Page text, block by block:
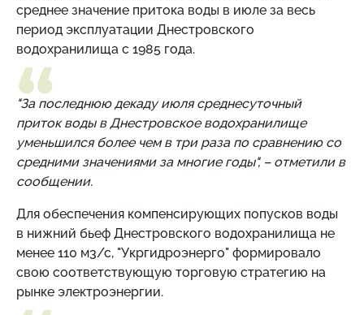
среднее значение притока воды в июле за весь
период эксплуатации Днестровского
водохранилища с 1985 года.
"За последнюю декаду июля среднесуточный
приток воды в Днестровское водохранилище
уменьшился более чем в три раза по сравнению со
средними значениями за многие годы", – отметили в
сообщении.
Для обеспечения компенсирующих попусков воды
в нижний бьеф Днестровского водохранилища не
менее 110 м3/с, "Укргидроэнерго" формировало
свою соответствующую торговую стратегию на
рынке электроэнергии.